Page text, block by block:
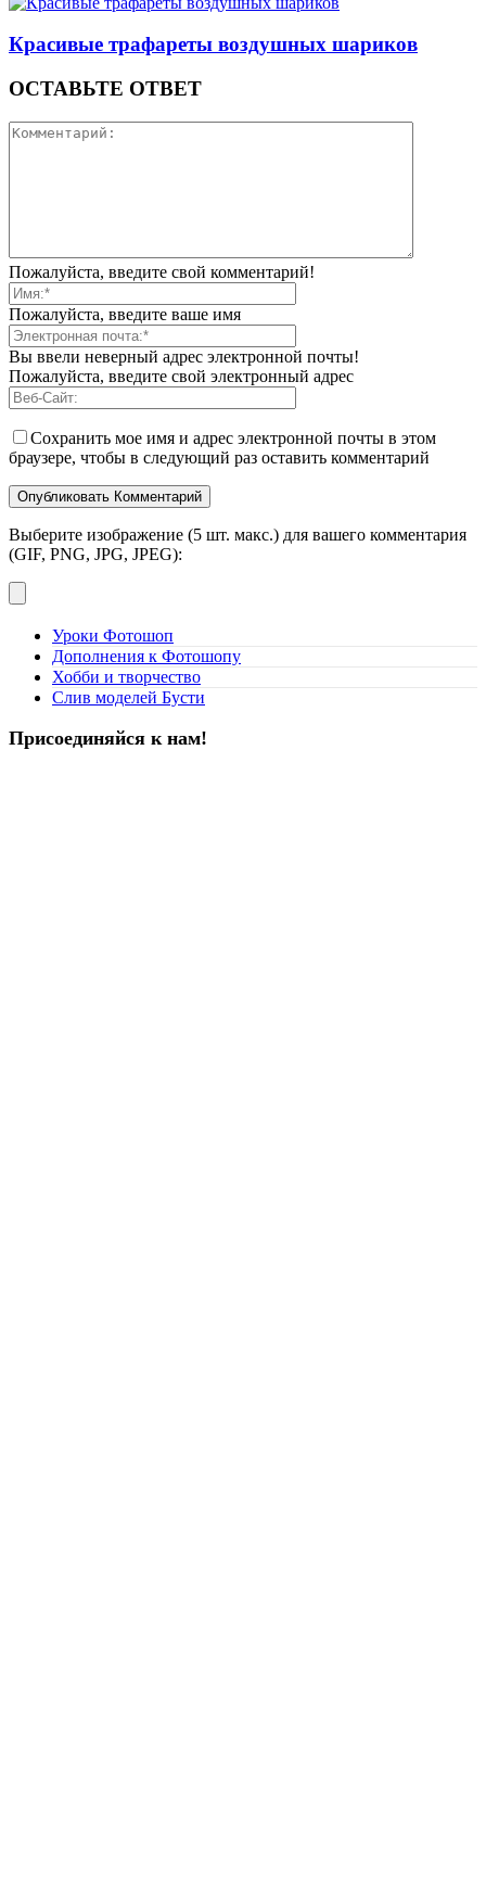
Красивые трафареты воздушных шариков
ОСТАВЬТЕ ОТВЕТ
Пожалуйста, введите свой комментарий!
Пожалуйста, введите ваше имя
Вы ввели неверный адрес электронной почты!
Пожалуйста, введите свой электронный адрес
Сохранить мое имя и адрес электронной почты в этом
браузере, чтобы в следующий раз оставить комментарий
Выберите изображение (5 шт. макс.) для вашего комментария
(GIF, PNG, JPG, JPEG):
Уроки Фотошоп
Дополнения к Фотошопу
Хобби и творчество
Слив моделей Бусти
Присоединяйся к нам!